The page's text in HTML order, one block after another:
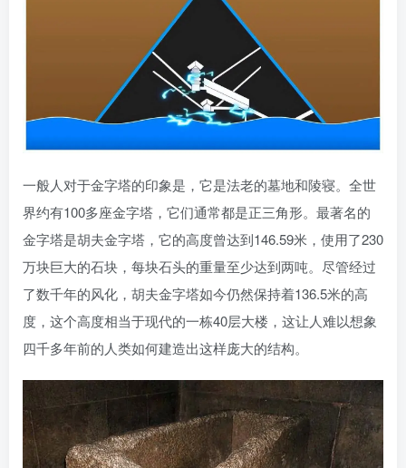
一般人对于金字塔的印象是，它是法老的墓地和陵寝。全世
界约有100多座金字塔，它们通常都是正三角形。最著名的
金字塔是胡夫金字塔，它的高度曾达到146.59米，使用了230
万块巨大的石块，每块石头的重量至少达到两吨。尽管经过
了数千年的风化，胡夫金字塔如今仍然保持着136.5米的高
度，这个高度相当于现代的一栋40层大楼，这让人难以想象
四千多年前的人类如何建造出这样庞大的结构。